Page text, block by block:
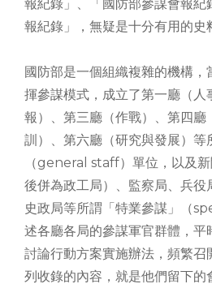
報紀錄」、「國防部參謀會報紀
報紀錄」，無疑是十分有用的史
國防部是一個組織複雜的機構，
揮參謀模式，成立了第一廳（人
報）、第三廳（作戰）、第四廳
訓）、第六廳（研究與發展）等
（general staff）單位，以及
後併為政工局）、監察局、兵役
史政局等所謂「特業參謀」（
述各廳各局的參謀軍官群體，平
討論行動方案實施辦法，頻繁召
列收錄的內容，就是他們留下的